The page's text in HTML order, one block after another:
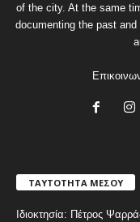
of the city. At the same
documenting the past
ΤΑΥΤΟΤΗΤΑ ΜΕΣΟΥ
Ιδιοκτησία: Πέτρος